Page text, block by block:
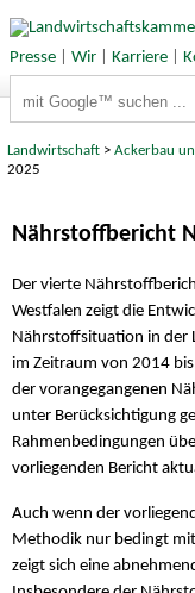
Presse| Wir| Karriere|
Landwirtschaft >Ackerbau
2025
Nährstoffbericht
Der vierte
Westfalen zeigt die
Nährstoffsituation in der
im Zeitraum von 2014
der vorangegangenen
unter Berücksichtigung
Rahmenbedingungen
vorliegenden Bericht
Auch wenn der
Methodik nur bedingt
zeigt sich eine